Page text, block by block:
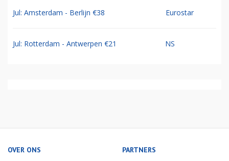
Jul: Amsterdam - Berlijn €38 Eurostar
Jul: Rotterdam - Antwerpen €21 NS
OVER ONS PARTNERS